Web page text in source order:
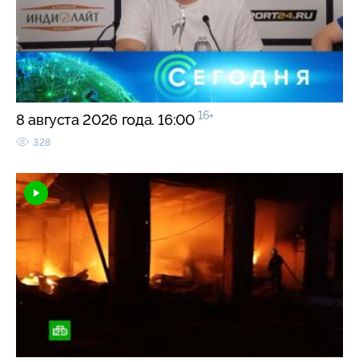
8 августа 2026 года. 16:00 16+
328